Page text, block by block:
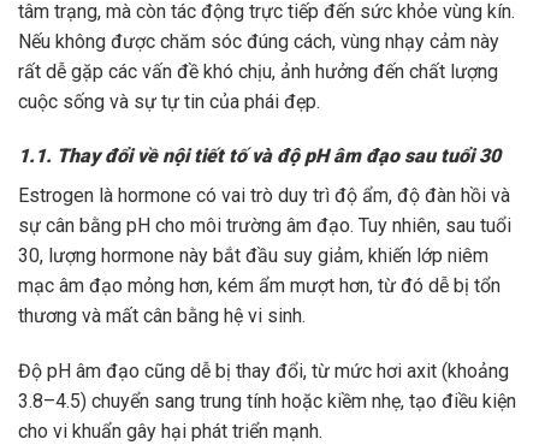
tâm trạng, mà còn tác động trực tiếp đến sức khỏe vùng kín.
Nếu không được chăm sóc đúng cách, vùng nhạy cảm này
rất dễ gặp các vấn đề khó chịu, ảnh hưởng đến chất lượng
cuộc sống và sự tự tin của phái đẹp.
1.1. Thay đổi về nội tiết tố và độ pH âm đạo sau tuổi 30
Estrogen là hormone có vai trò duy trì độ ẩm, độ đàn hồi và
sự cân bằng pH cho môi trường âm đạo. Tuy nhiên, sau tuổi
30, lượng hormone này bắt đầu suy giảm, khiến lớp niêm
mạc âm đạo mỏng hơn, kém ẩm mượt hơn, từ đó dễ bị tổn
thương và mất cân bằng hệ vi sinh.
Độ pH âm đạo cũng dễ bị thay đổi, từ mức hơi axit (khoảng
3.8–4.5) chuyển sang trung tính hoặc kiềm nhẹ, tạo điều kiện
cho vi khuẩn gây hại phát triển mạnh.